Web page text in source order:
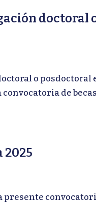
doctoral
o posdoctoral
de
2025
presente